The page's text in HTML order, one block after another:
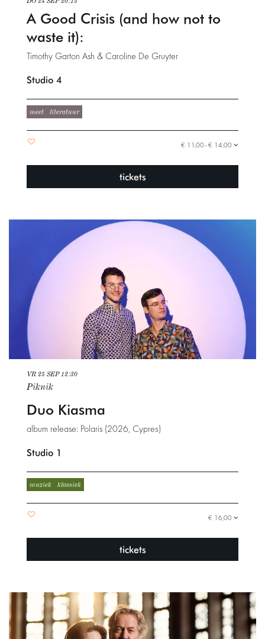
A Good Crisis (and how not to
waste it):
Timothy Garton Ash & Caroline De Gruyter
DO 24 SEP20:15
Studio 4
meet literatuur
€ 11,00–€ 14,00
tickets
Duo Kiasma
album release: Polaris (2026, Cypres)
Piknik
VR 25 SEP12:30
Studio 1
muziek klassiek
€ 16,00
tickets